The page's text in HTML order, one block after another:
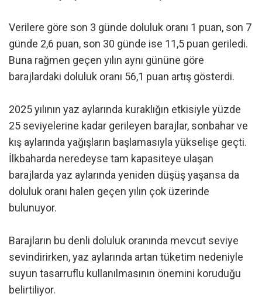
Verilere göre son 3 günde doluluk oranı 1 puan, son 7
günde 2,6 puan, son 30 günde ise 11,5 puan geriledi.
Buna rağmen geçen yılın aynı gününe göre
barajlardaki doluluk oranı 56,1 puan artış gösterdi.
2025 yılının yaz aylarında kuraklığın etkisiyle yüzde
25 seviyelerine kadar gerileyen barajlar, sonbahar ve
kış aylarında yağışların başlamasıyla yükselişe geçti.
İlkbaharda neredeyse tam kapasiteye ulaşan
barajlarda yaz aylarında yeniden düşüş yaşansa da
doluluk oranı halen geçen yılın çok üzerinde
bulunuyor.
Barajların bu denli doluluk oranında mevcut seviye
sevindirirken, yaz aylarında artan tüketim nedeniyle
suyun tasarruflu kullanılmasının önemini koruduğu
belirtiliyor.